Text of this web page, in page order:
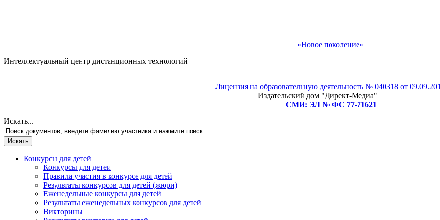
«Новое поколение»
Интеллектуальный центр дистанционных технологий
Лицензия на образовательную деятельность № 040318 от
Издательский дом "Директ-Медиа"
СМИ: ЭЛ № ФС 77-71621
Искать...
Конкурсы для детей
Конкурсы для детей
Правила участия в конкурсе для детей
Результаты конкурсов для детей (жюри)
Еженедельные конкурсы для детей
Результаты еженедельных конкурсов для детей
Викторины